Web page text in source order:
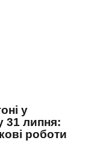
у
31 липня:
роботи